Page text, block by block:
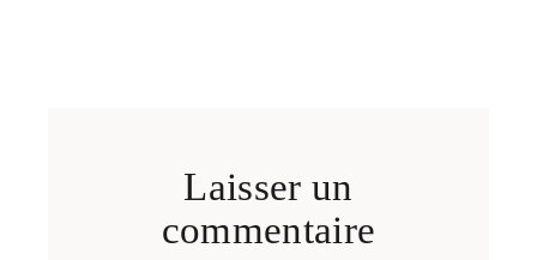
Laisser un
commentaire